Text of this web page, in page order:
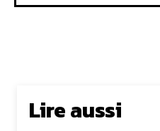
Lire aussi